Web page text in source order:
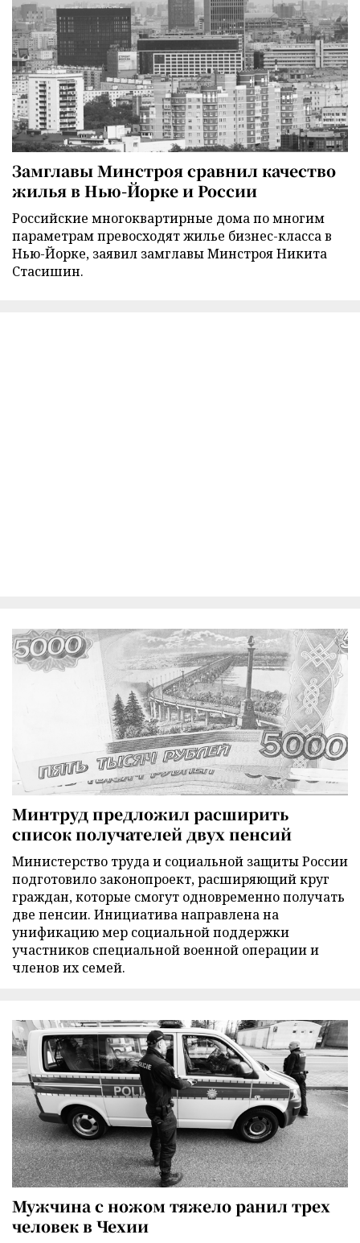
Замглавы Минстроя сравнил качество
жилья в Нью-Йорке и России
Российские многоквартирные дома по многим
параметрам превосходят жилье бизнес-класса в
Нью-Йорке, заявил замглавы Минстроя Никита
Стасишин.
Минтруд предложил расширить
список получателей двух пенсий
Министерство труда и социальной защиты России
подготовило законопроект, расширяющий круг
граждан, которые смогут одновременно получать
две пенсии. Инициатива направлена на
унификацию мер социальной поддержки
участников специальной военной операции и
членов их семей.
Мужчина с ножом тяжело ранил трех
человек в Чехии